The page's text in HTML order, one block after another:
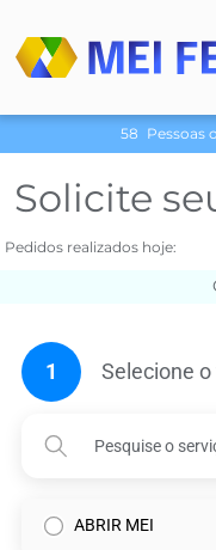
58 Pessoas
Solicite
Pedidos realizados hoje:
1 Selecione
ABRIR MEI